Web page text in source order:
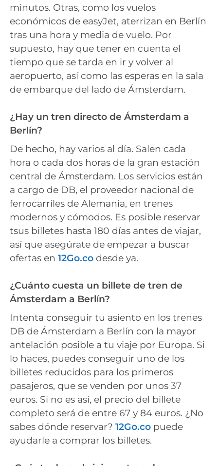
minutos. Otras, como los vuelos
económicos de easyJet, aterrizan en Berlín
tras una hora y media de vuelo. Por
supuesto, hay que tener en cuenta el
tiempo que se tarda en ir y volver al
aeropuerto, así como las esperas en la sala
de embarque del lado de Ámsterdam.
¿Hay un tren directo de Ámsterdam a
Berlín?
De hecho, hay varios al día. Salen cada
hora o cada dos horas de la gran estación
central de Ámsterdam. Los servicios están
a cargo de DB, el proveedor nacional de
ferrocarriles de Alemania, en trenes
modernos y cómodos. Es posible reservar
tsus billetes hasta 180 días antes de viajar,
así que asegúrate de empezar a buscar
ofertas en 12Go.co desde ya.
¿Cuánto cuesta un billete de tren de
Ámsterdam a Berlín?
Intenta conseguir tu asiento en los trenes
DB de Ámsterdam a Berlín con la mayor
antelación posible a tu viaje por Europa. Si
lo haces, puedes conseguir uno de los
billetes reducidos para los primeros
pasajeros, que se venden por unos 37
euros. Si no es así, el precio del billete
completo será de entre 67 y 84 euros. ¿No
sabes dónde reservar? 12Go.co puede
ayudarle a comprar los billetes.